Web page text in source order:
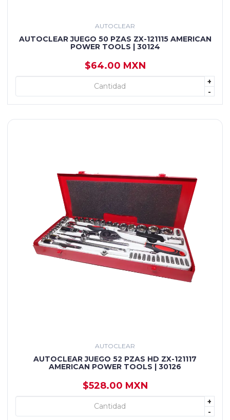
AUTOCLEAR
AUTOCLEAR JUEGO 50 PZAS ZX-121115 AMERICAN
POWER TOOLS | 30124
$64.00 MXN
+
-
+ AGREGAR
AUTOCLEAR
AUTOCLEAR JUEGO 52 PZAS HD ZX-121117
AMERICAN POWER TOOLS | 30126
$528.00 MXN
+
-
+ AGREGAR